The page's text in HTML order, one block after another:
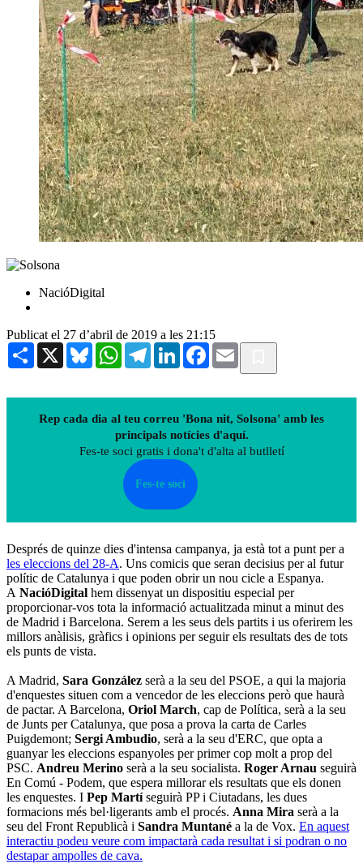
NacióDigital
Publicat el 27 d’abril de 2019 a les 21:15
Share X BlueskyWhatsAppTelegramLinkedInFacebook
Email
Rep cada dia al teu correu 'Bona nit, Solsona' amb les
principals notícies d'aquí.
Fes-te soci gratis i dona't d'alta al butlletí
Fes-te soci
Després de quinze dies d'intensa campanya, ja està tot a punt per a
les eleccions del 28-A. Uns comicis que seran decisius per al futur
polític de Catalunya i que poden obrir un nou cicle a Espanya.
A NacióDigital hem dissenyat un dispositiu especial per
proporcionar-vos tota la informació actualitzada minut a minut des
de Madrid i Barcelona. Serem a les seus dels partits i us oferirem les
millors anàlisis, gràfics i opinions per seguir els resultats des de tots
els punts de vista.
A Madrid, Sara González serà a la seu del PSOE, a qui la majoria
d'enquestes situen com a vencedor de les eleccions però que haurà
de pactar. A Barcelona, Oriol March, cap de Política, serà a la seu
de Junts per Catalunya, que posa a prova la carta de Carles
Puigdemont; Sergi Ambudio, serà a la seu d'ERC, que opta a
guanyar les eleccions espanyoles per primer cop molt a prop del
PSC. Andreu Merino serà a la seu socialista. Roger Arnau seguirà
En Comú - Podem, que espera millorar els resultats que els donen
les enquestes. I Pep Martíseguirà PP i Ciutadans, les dues
formacions més bel·ligerants amb el procés. Anna Mira serà a la
seu del Front Republicà i Sandra Muntané a la de Vox. En aquest
interactiu podeu veure com impactarà cada resultat i si podran o no
destapar ampolles de cava.